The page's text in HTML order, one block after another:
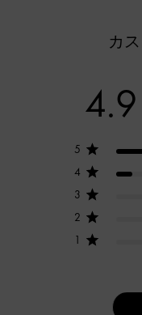
カ
4.9
5
4
3
2
1